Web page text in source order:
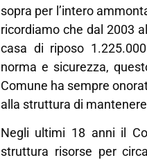
sopra per l’intero
ricordiamo che dal 2003
casa di riposo
norma e sicurezza,
Comune ha sempre
alla struttura di
Negli ultimi 18 anni il
struttura risorse per